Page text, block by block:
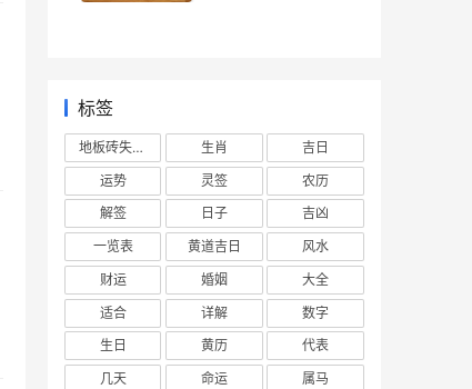
标签
地板砖失去光泽 生肖
吉日
运势
灵签
农历
解签
日子
吉凶
一览表
黄道吉日
风水
财运
婚姻
大全
适合
详解
数字
生日
黄历
代表
几天
命运 属马